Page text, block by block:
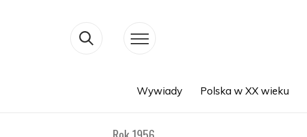
Wywiady Polska w XX wieku